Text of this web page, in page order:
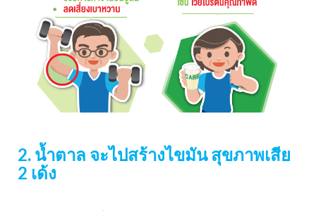
2. น้ำตาล จะไปสร้างไขมัน สุขภาพเสีย
2 เด้ง